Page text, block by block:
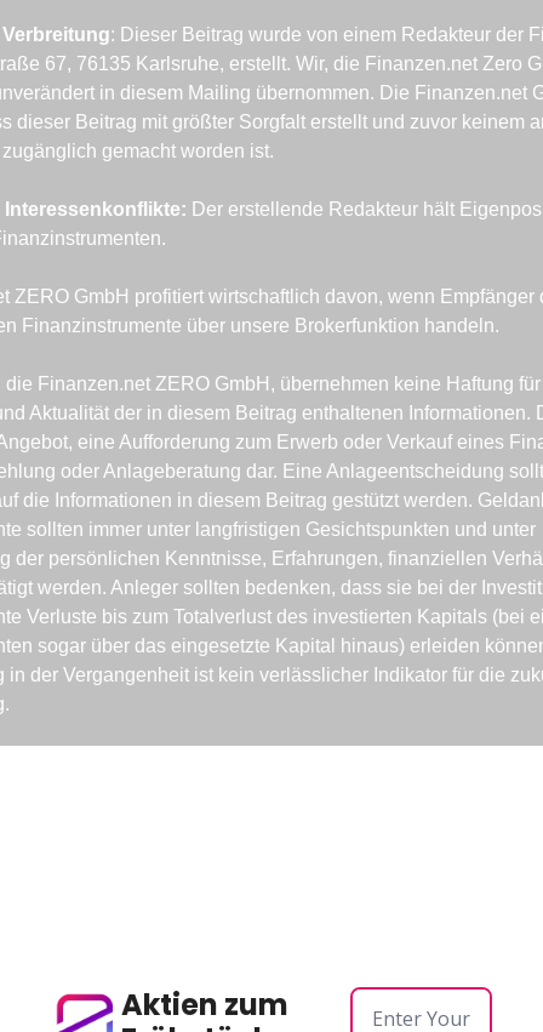
: Dieser Beitrag wurde von einem Redakteur der
67, 76135 Karlsruhe, erstellt. Wir, die Finanzen.net Zero
in diesem Mailing übernommen. Die Finanzen.net
dieser Beitrag mit größter Sorgfalt erstellt und zuvor keinem
gemacht worden ist.
Der erstellende Redakteur hält
ZERO GmbH profitiert wirtschaftlich davon, wenn Empfänger
Finanzinstrumente über unsere Brokerfunktion handeln.
die Finanzen.net ZERO GmbH, übernehmen keine Haftung
Aktualität der in diesem Beitrag enthaltenen Informationen.
eine Aufforderung zum Erwerb oder Verkauf eines
oder Anlageberatung dar. Eine Anlageentscheidung
die Informationen in diesem Beitrag gestützt werden.
sollten immer unter langfristigen Gesichtspunkten und unter
der persönlichen Kenntnisse, Erfahrungen, finanziellen
werden. Anleger sollten bedenken, dass sie bei der
Verluste bis zum Totalverlust des investierten Kapitals (bei
sogar über das eingesetzte Kapital hinaus) erleiden
in der Vergangenheit ist kein verlässlicher Indikator für die
Aktien zum